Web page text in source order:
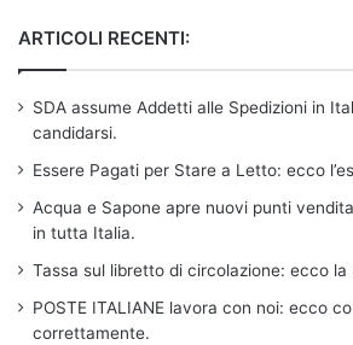
ARTICOLI RECENTI:
SDA assume Addetti alle Spedizioni in
candidarsi.
Essere Pagati per Stare a Letto: ecco
Acqua e Sapone apre nuovi punti
in tutta Italia.
Tassa sul libretto di circolazione: ecco la
POSTE ITALIANE lavora con noi: ecco
correttamente.